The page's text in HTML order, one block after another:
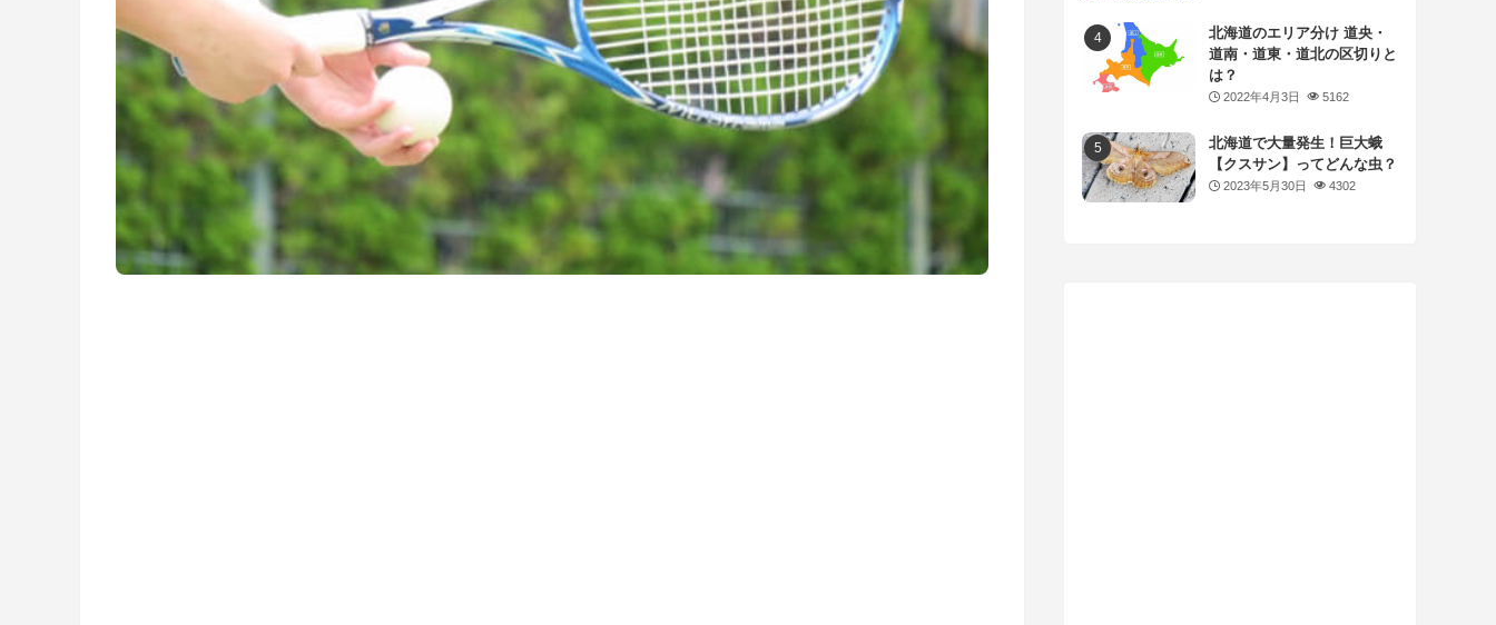
北海道のエリア分け 道央・
道南・道東・道北の区切りと
は？
2022年4月3日 5162
北海道で大量発生！巨大蛾
【クスサン】ってどんな虫？
2023年5月30日 4302